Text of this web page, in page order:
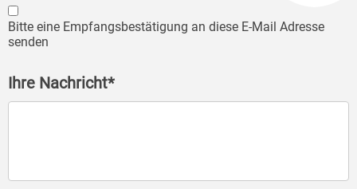
Bitte eine Empfangsbestätigung an diese E-Mail Adresse
senden
Ihre Nachricht*